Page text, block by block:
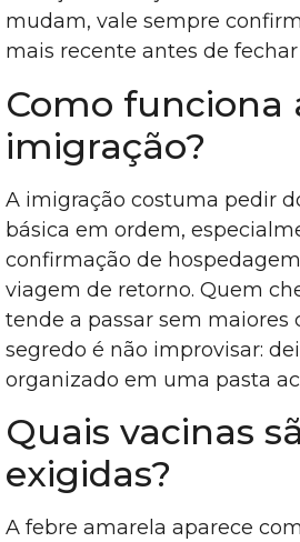
mudam, vale sempre
mais recente antes de
Como funciona
imigração?
A imigração costuma pedir
básica em ordem,
confirmação de
viagem de retorno. Quem
tende a passar sem maiores
segredo é não improvisar:
organizado em uma pasta
Quais vacinas
exigidas?
A febre amarela aparece